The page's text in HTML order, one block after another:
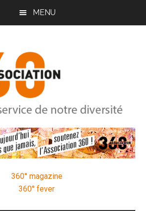
MENU
360° magazine
360° fever